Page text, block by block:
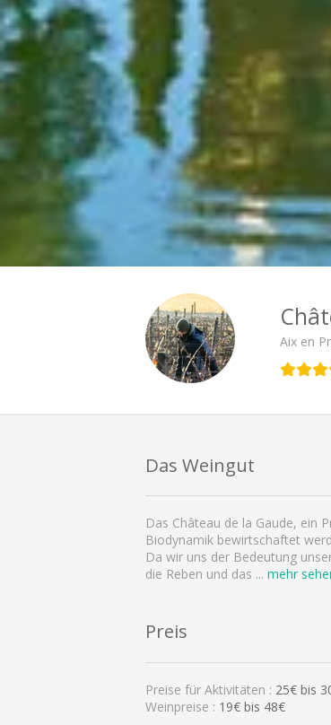
Aix en
Das Weingut
Das Château de la Gaude, ein
Biodynamik bewirtschaftet
Da wir uns der Bedeutung
die Reben und das ... mehr
Preis
Preise für Aktivitäten : 25€ bis
Weinpreise : 19€ bis 48€